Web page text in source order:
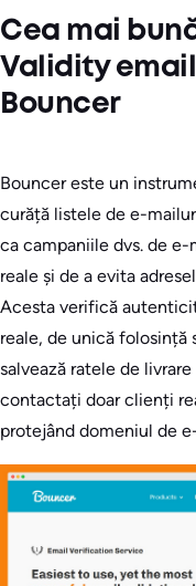
Cea mai
Validity
Bouncer
Bouncer este un
curăță listele de e-
ca campaniile dvs. de
reale și de a evita
Acesta verifică
reale, de unică folosință
salvează ratele de
contactați doar clienți
protejând domeniul de